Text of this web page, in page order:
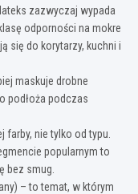
zazwyczaj wypada
odporności na mokre
się do korytarzy, kuchni i
maskuje drobne
podłoża podczas
farby, nie tylko od typu.
popularnym to
bez smug.
– to temat, w którym